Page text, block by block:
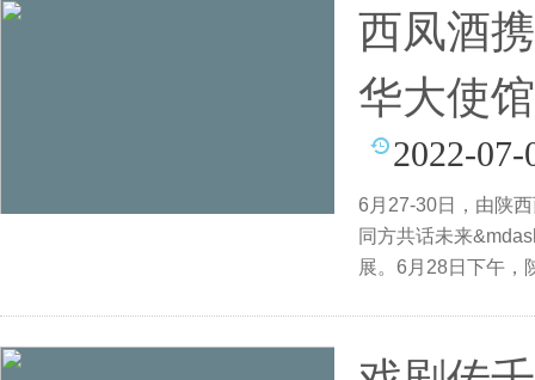
西凤酒
华大使馆
2022-07-
6月27-30日，由陕
同方共话未来
展。6月28日下午，